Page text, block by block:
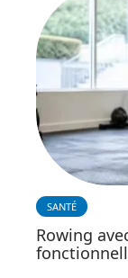
SANTÉ
Rowing